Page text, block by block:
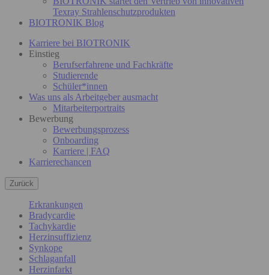
Texray Strahlenschutzprodukten
BIOTRONIK Blog
Karriere bei BIOTRONIK
Einstieg
Berufserfahrene und Fachkräfte
Studierende
Schüler*innen
Was uns als Arbeitgeber ausmacht
Mitarbeiterportraits
Bewerbung
Bewerbungsprozess
Onboarding
Karriere | FAQ
Karrierechancen
Zurück
Erkrankungen
Bradycardie
Tachykardie
Herzinsuffizienz
Synkope
Schlaganfall
Herzinfarkt